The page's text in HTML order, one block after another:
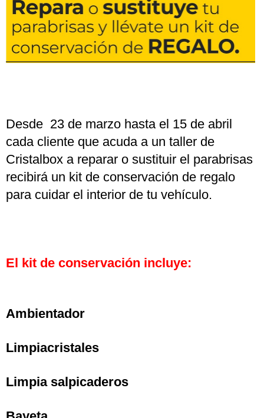
Desde 23 de marzo hasta el 15 de abril
cada cliente que acuda a un taller de
Cristalbox a reparar o sustituir el parabrisas
recibirá un kit de conservación de regalo
para cuidar el interior de tu vehículo.
El kit de conservación incluye:
Ambientador
Limpiacristales
Limpia salpicaderos